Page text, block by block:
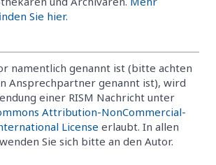
Sie hier.
namentlich genannt ist (bitte achten
Ansprechpartner genannt ist), wird
einer RISM Nachricht unter
Attribution-NonCommercial-
License erlaubt. In allen
Sie sich bitte an den Autor.